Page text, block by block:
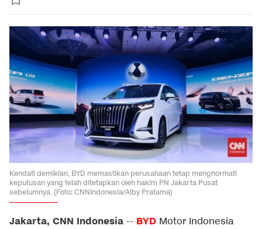
Kendati demikian, BYD memastikan perusahaan tetap menghormati
keputusan yang telah ditetapkan oleh hakim PN Jakarta Pusat
sebelumnya. (Foto: CNNIndonesia/Alby Pratama)
Jakarta, CNN Indonesia -- BYD Motor Indonesia